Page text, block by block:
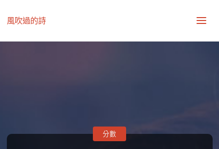
風吹過的詩
分數